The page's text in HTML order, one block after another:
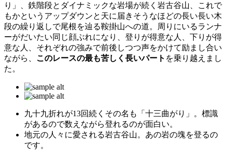
り」、鉄階段とダイナミックな岩場が続く岩古谷山、これで
もかというアップダウンと天に届きそうなほどの長い長い木
段の繰り返しで尾根を辿る鞍掛山への道。周りにいるランナ
ーがだいたい同じ顔ぶれになり、登りが得意な人、下りが得
意な人、それぞれの強みで前後しつつ声をかけて励まし合い
ながら、 このレースの最も苦しく長いパート を乗り越えまし
た。
九十九折れが13回続くその名も「十三曲がり」。標識
があるので数えながら登れるのが面白い。
地元の人々に愛される岩古谷山。あの岩の塊を登るの
です。